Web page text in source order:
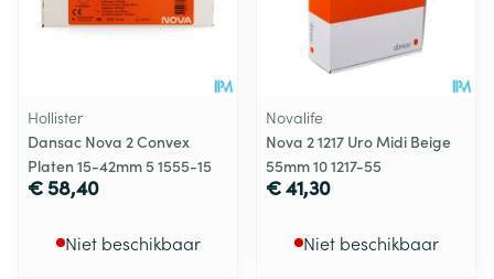
Hollister
Dansac Nova 2 Convex
Platen 15-42mm 5 1555-15
€ 58,40
Niet beschikbaar
Novalife
Nova 2 1217 Uro Midi Beige
55mm 10 1217-55
€ 41,30
Niet beschikbaar